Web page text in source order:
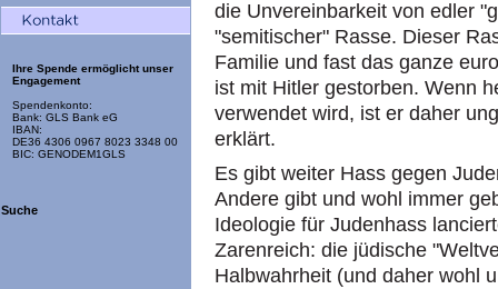
Ihre Spende ermöglicht unser
Engagement
Spendenkonto:
Bank: GLS Bank eG
IBAN:
DE36 4306 0967 8023 3348 00
BIC: GENODEM1GLS
Suche
die Unvereinbarkeit von edler
"semitischer" Rasse. Dieser
Familie und fast das ganze
ist mit Hitler gestorben. Wenn
verwendet wird, ist er daher
erklärt.
Es gibt weiter Hass gegen
Andere gibt und wohl immer
Ideologie für Judenhass
Zarenreich: die jüdische
Halbwahrheit (und daher wohl